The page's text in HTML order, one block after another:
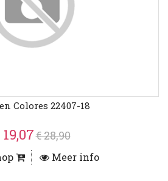
Colores 22407-18
19,07€ 28,90
Meer info